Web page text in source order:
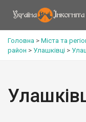
Головна > Міста та
район > Улашківці >